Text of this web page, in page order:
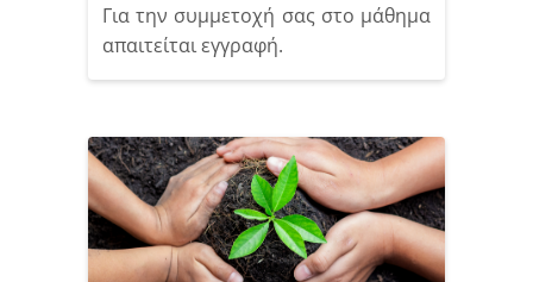
Για την συμμετοχή σας στο μάθημα
απαιτείται εγγραφή.